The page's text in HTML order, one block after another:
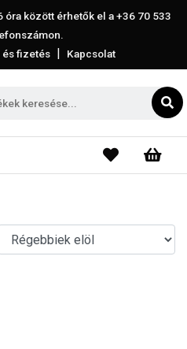
óra között érhetők el a+36 70 533
fizetés | Kapcsolat